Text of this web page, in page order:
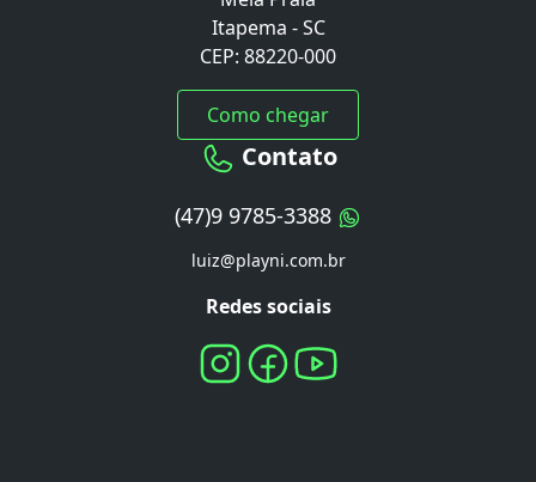
Itapema - SC
CEP: 88220-000
Como chegar
Contato
(47)9 9785-3388
luiz@playni.com.br
Redes sociais